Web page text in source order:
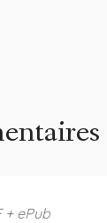
+ ePub